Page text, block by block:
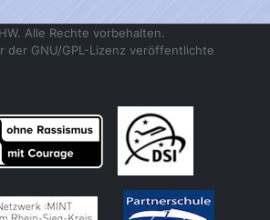
Alle Rechte vorbehalten.
der GNU/GPL-Lizenz veröffentlichte